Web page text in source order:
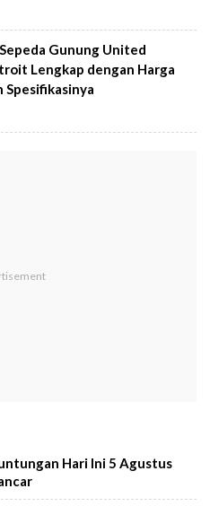
Gunung United
Lengkap dengan Harga
Spesifikasinya
Hari Ini 5 Agustus